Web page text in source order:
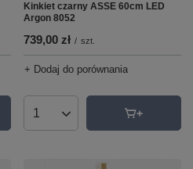
Kinkiet czarny ASSE 60cm LED
Argon 8052
739,00 zł / szt.
+ Dodaj do porównania
Ilość produktów